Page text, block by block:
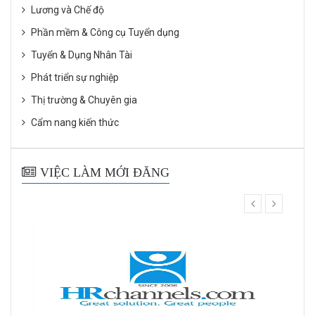
Lương và Chế độ
Phần mềm & Công cụ Tuyển dụng
Tuyển & Dụng Nhân Tài
Phát triển sự nghiệp
Thị trường & Chuyên gia
Cẩm nang kiến thức
VIỆC LÀM MỚI ĐĂNG
prev